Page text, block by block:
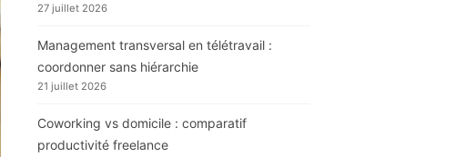
27 juillet 2026
Management transversal en télétravail :
coordonner sans hiérarchie
21 juillet 2026
Coworking vs domicile : comparatif
productivité freelance